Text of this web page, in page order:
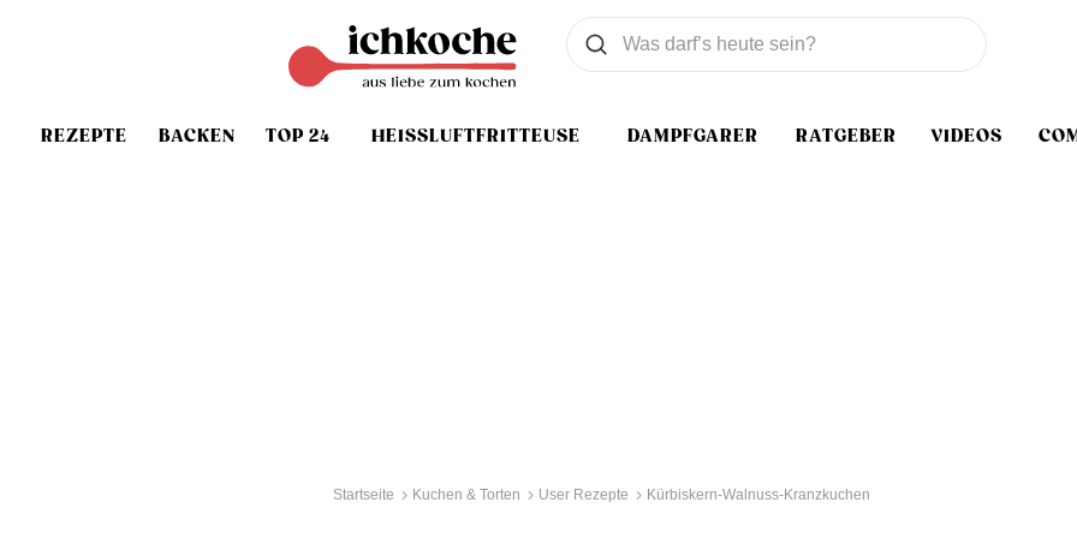
REZEPTE BACKEN TOP 24 HEISSLUFTFRITTEUSE DAMPFGARER RATGEBER VIDEOS
Was wollen Sie suchen
Suchen
Startseite Kuchen & Torten User Rezepte Kürbiskern-Walnuss-Kranzkuchen